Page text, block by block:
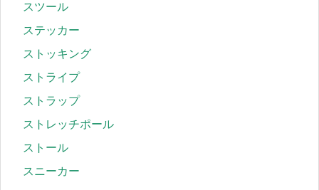
スツール
ステッカー
ストッキング
ストライプ
ストラップ
ストレッチポール
ストール
スニーカー